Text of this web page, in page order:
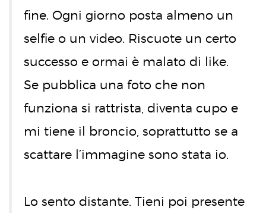
fine. Ogni giorno posta almeno un
selfie o un video. Riscuote un certo
successo e ormai è malato di like.
Se pubblica una foto che non
funziona si rattrista, diventa cupo e
mi tiene il broncio, soprattutto se a
scattare l’immagine sono stata io.
Lo sento distante. Tieni poi presente